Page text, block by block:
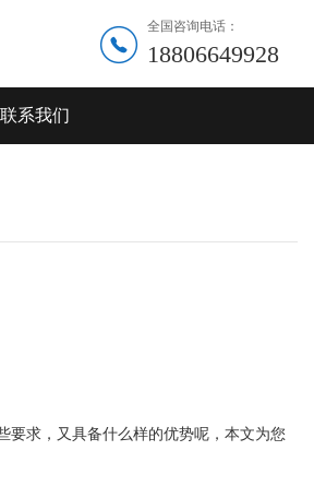
全国咨询电话：
18806649928
联系我们
要求，又具备什么样的优势呢，本文为您